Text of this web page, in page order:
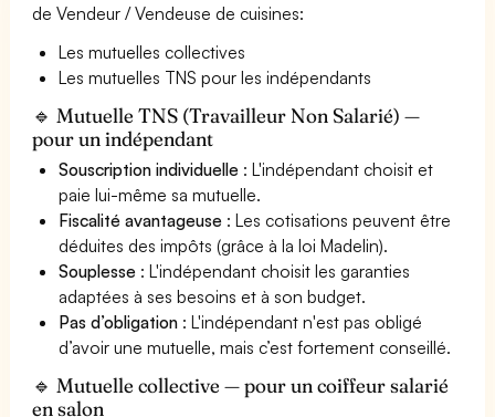
de Vendeur / Vendeuse de cuisines:
Les mutuelles collectives
Les mutuelles TNS pour les indépendants
🔹 Mutuelle TNS (Travailleur Non Salarié) —
pour un indépendant
Souscription individuelle : L'indépendant choisit et
paie lui-même sa mutuelle.
Fiscalité avantageuse : Les cotisations peuvent être
déduites des impôts (grâce à la loi Madelin).
Souplesse : L'indépendant choisit les garanties
adaptées à ses besoins et à son budget.
Pas d’obligation : L'indépendant n'est pas obligé
d’avoir une mutuelle, mais c’est fortement conseillé.
🔹 Mutuelle collective — pour un coiffeur salarié
en salon